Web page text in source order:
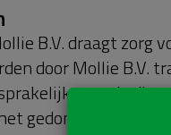
B.V. draagt zorg
door Mollie B.V.
voor de
gedoneerde bedrag